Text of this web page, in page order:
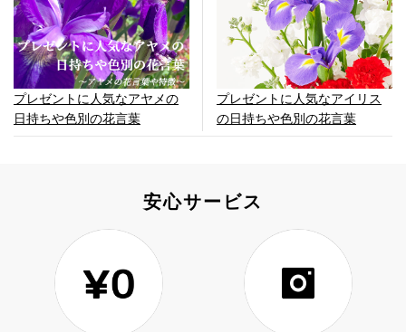
プレゼントに人気なアヤメの
日持ちや色別の花言葉
プレゼントに人気なアイリス
の日持ちや色別の花言葉
安心サービス